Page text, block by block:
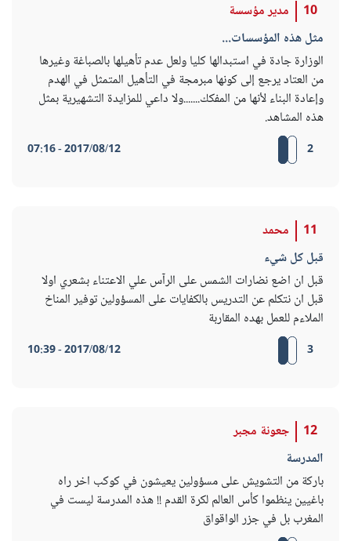
10
مدير مؤسسة
مثل هذه المؤسسات...
الوزارة جادة في استبدالها كليا ولعل عدم تأهيلها بالصباغة وغيرها
من العتاد يرجع إلى كونها مبرمجة في التأهيل المتمثل في الهدم
وإعادة البناء لأنها من المفكك.......ولا داعي للمزايدة التشهيرية بمثل
هذه المشاهد.
2
2017/08/12 - 07:16
11
محمد
قبل كل شيء
قبل ان اضع نضارات الشمس على الرآس علي الاعتناء بشعري اولا
قبل ان نتكلم عن التدريس بالكفايات على المسؤولين توفير المناخ
الملاءم للعمل بهده المقاربة
3
2017/08/12 - 10:39
12
جعونة مجبر
المدرسة
باركة من التشويش على مسؤولين يعيشون في كوكب اخر راه
باغيين ينظموا كأس العالم لكرة القدم !! هذه المدرسة ليست في
المغرب بل في جزر الواقواق